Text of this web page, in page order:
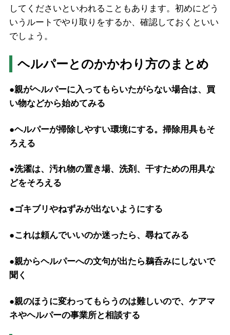
してくださいといわれることもあります。初めにどう
いうルートでやり取りをするか、確認しておくといい
でしょう。
ヘルパーとのかかわり方のまとめ
●親がヘルパーに入ってもらいたがらない場合は、買
い物などから始めてみる
●ヘルパーが掃除しやすい環境にする。掃除用具もそ
ろえる
●洗濯は、汚れ物の置き場、洗剤、干すための用具な
どをそろえる
●ゴキブリやねずみが出ないようにする
●これは頼んでいいのか迷ったら、尋ねてみる
●親からヘルパーへの文句が出たら鵜呑みにしないで
聞く
●親のほうに変わってもらうのは難しいので、ケアマ
ネやヘルパーの事業所と相談する